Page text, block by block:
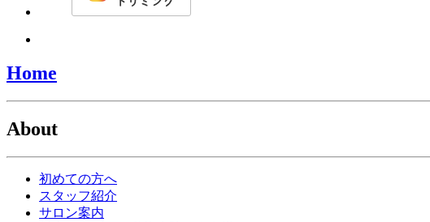
Home
About
初めての方へ
スタッフ紹介
サロン案内